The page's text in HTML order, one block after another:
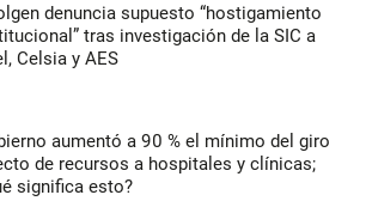
denuncia supuesto “hostigamiento
tras investigación de la SIC a
Celsia y AES
aumentó a 90 % el mínimo del giro
de recursos a hospitales y clínicas;
significa esto?